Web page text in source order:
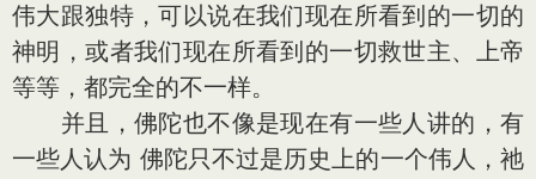
伟大跟独特，可以说在我们现在所看到的一切的
神明，或者我们现在所看到的一切救世主、上帝
等等，都完全的不一样。
并且，佛陀也不像是现在有一些人讲的，有
一些人认为 佛陀只不过是历史上的一个伟人，祂